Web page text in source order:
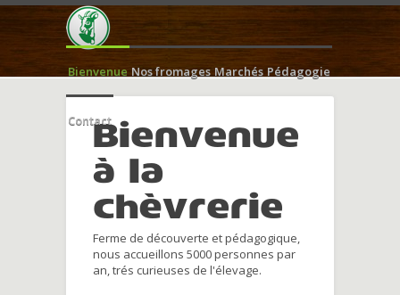
Bienvenue Nos fromages Marchés Pédagogie
ContactBienvenue
à la
chèvrerie
Ferme de découverte et pédagogique,
nous accueillons 5000 personnes par
an, trés curieuses de l'élevage.